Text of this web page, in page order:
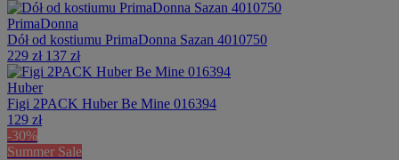
PrimaDonna
Dół od kostiumu PrimaDonna Sazan 4010750
229 zł 137 zł
Huber
Figi 2PACK Huber Be Mine 016394
129 zł
-30%
Summer Sale